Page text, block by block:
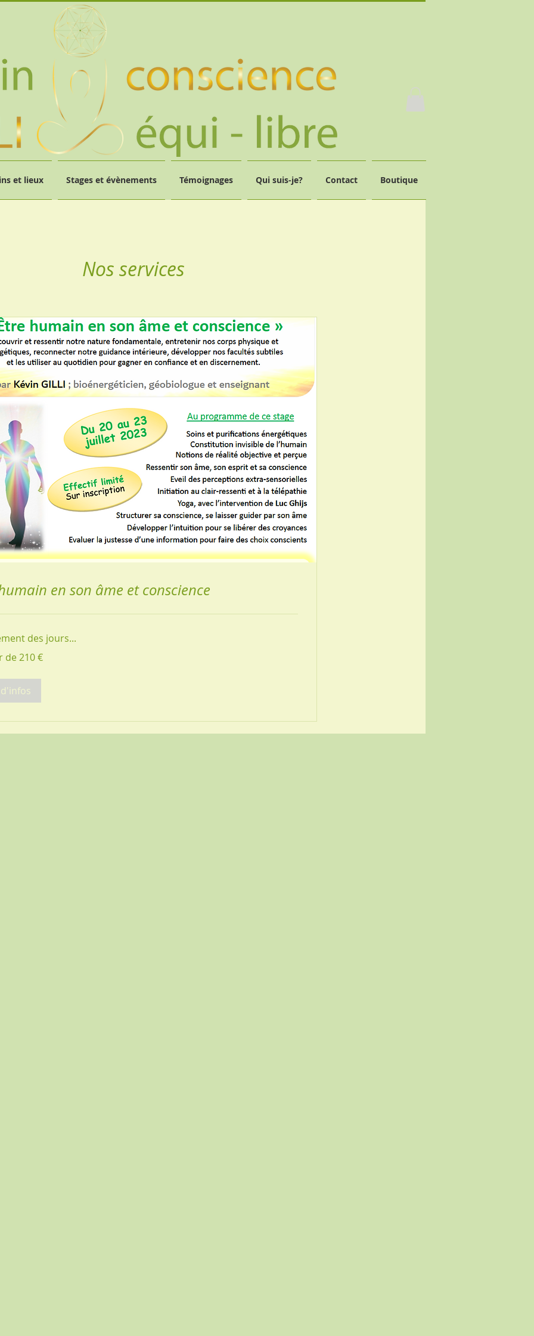
et lieux Stages et évènements Témoignages Qui suis-je? Contact Boutique
Nos services
en son âme et conscience
des jours...
de 210 €